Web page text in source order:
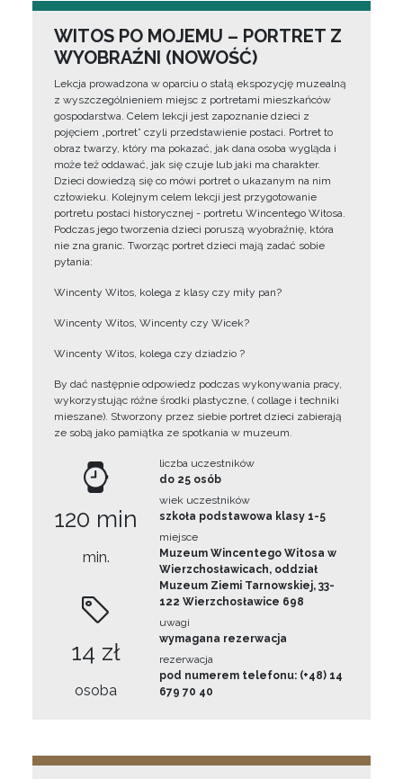
WITOS PO MOJEMU – PORTRET Z
WYOBRAŹNI (NOWOŚĆ)
Lekcja prowadzona w oparciu o stałą ekspozycję muzealną
z wyszczególnieniem miejsc z portretami mieszkańców
gospodarstwa. Celem lekcji jest zapoznanie dzieci z
pojęciem „portret” czyli przedstawienie postaci. Portret to
obraz twarzy, który ma pokazać, jak dana osoba wygląda i
może też oddawać, jak się czuje lub jaki ma charakter.
Dzieci dowiedzą się co mówi portret o ukazanym na nim
człowieku. Kolejnym celem lekcji jest przygotowanie
portretu postaci historycznej - portretu Wincentego Witosa.
Podczas jego tworzenia dzieci poruszą wyobraźnię, która
nie zna granic. Tworząc portret dzieci mają zadać sobie
pytania:
Wincenty Witos, kolega z klasy czy miły pan?
Wincenty Witos, Wincenty czy Wicek?
Wincenty Witos, kolega czy dziadzio ?
By dać następnie odpowiedz podczas wykonywania pracy,
wykorzystując różne środki plastyczne, ( collage i techniki
mieszane). Stworzony przez siebie portret dzieci zabierają
ze sobą jako pamiątka ze spotkania w muzeum.
120 min
min.
14 zł
osoba
liczba uczestników
do 25 osób
wiek uczestników
szkoła podstawowa klasy 1-5
miejsce
Muzeum Wincentego Witosa w
Wierzchosławicach, oddział
Muzeum Ziemi Tarnowskiej, 33-
122 Wierzchosławice 698
uwagi
wymagana rezerwacja
rezerwacja
pod numerem telefonu: (+48) 14
679 70 40